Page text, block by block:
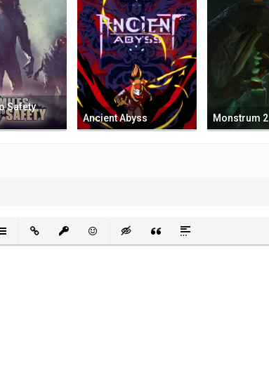
Safety
Ancient Abyss Monstrum 2
списоксписок
Вставить ссылку
Вставить защищенную ссылку
Вставить смайлик
Вставка скрытого текста
Вставка цитаты
Вставка спойлера